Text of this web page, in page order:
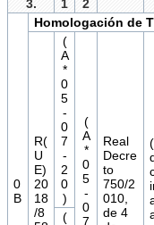
3.
1
2
0
B
Homologación de
R(
U
E)
20
18
/8
(
A
*
0
5
-
0
7
-
2
0
)
(
A
*
0
5
-
0
7
Real
Decre
to
750/2
010,
de 4
(
(